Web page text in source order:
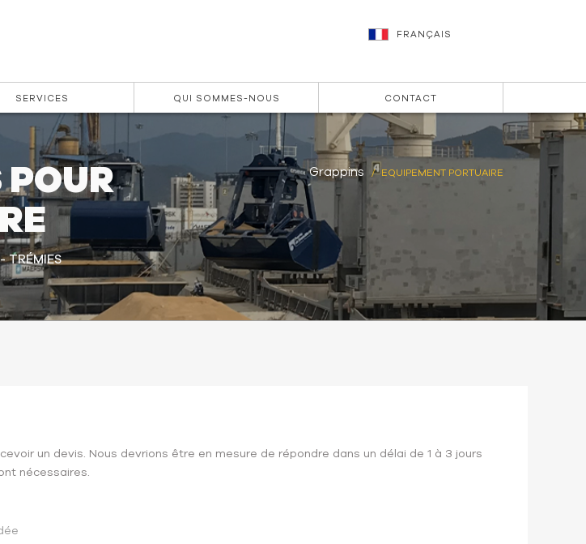
SERVICES QUI SOMMES-NOUS CONTACT
FRANÇAIS
TRÉMIES
Grappins EQUIPEMENT PORTUAIRE
un devis. Nous devrions être en mesure de répondre dans un délai de 1 à 3 jours
nécessaires.